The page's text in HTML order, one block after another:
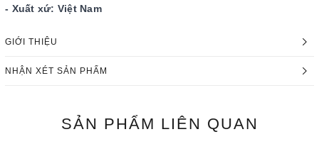
- Xuất xứ: Việt Nam
GIỚI THIỆU
NHẬN XÉT SẢN PHẨM
SẢN PHẨM LIÊN QUAN